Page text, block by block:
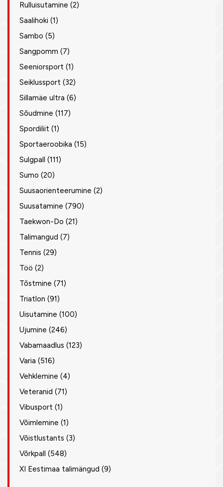
Rulluisutamine (2)
Saalihoki (1)
Sambo (5)
Sangpomm (7)
Seeniorsport (1)
Seiklussport (32)
Sillamäe ultra (6)
Sõudmine (117)
Spordiliit (1)
Sportaeroobika (15)
Sulgpall (111)
Sumo (20)
Suusaorienteerumine (2)
Suusatamine (790)
Taekwon-Do (21)
Talimangud (7)
Tennis (29)
Töö (2)
Tõstmine (71)
Triatlon (91)
Uisutamine (100)
Ujumine (246)
Vabamaadlus (123)
Varia (516)
Vehklemine (4)
Veteranid (71)
Vibusport (1)
Võimlemine (1)
Võistlustants (3)
Võrkpall (548)
XI Eestimaa talimängud (9)